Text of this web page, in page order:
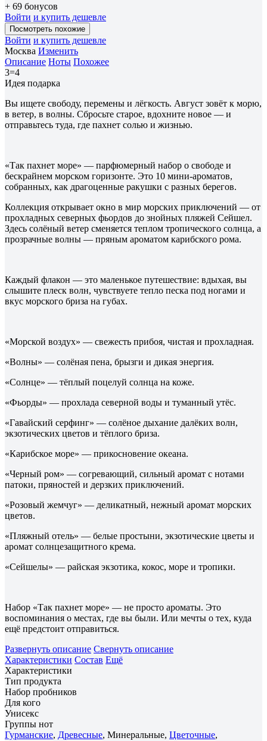
+ 69 бонусов
Войти и купить дешевле
Посмотреть похожие
Войти и купить дешевле
Москва Изменить
Описание Ноты Похожее
3=4
Идея подарка
Вы ищете свободу, перемены и лёгкость. Август зовёт к морю,
в ветер, в волны. Сбросьте старое, вдохните новое — и
отправьтесь туда, где пахнет солью и жизнью.
«Так пахнет море» — парфюмерный набор о свободе и
бескрайнем морском горизонте. Это 10 мини-ароматов,
собранных, как драгоценные ракушки с разных берегов.
Коллекция открывает окно в мир морских приключений — от
прохладных северных фьордов до знойных пляжей Сейшел.
Здесь солёный ветер сменяется теплом тропического солнца, а
прозрачные волны — пряным ароматом карибского рома.
Каждый флакон — это маленькое путешествие: вдыхая, вы
слышите плеск волн, чувствуете тепло песка под ногами и
вкус морского бриза на губах.
«Морской воздух» — свежесть прибоя, чистая и прохладная.
«Волны» — солёная пена, брызги и дикая энергия.
«Солнце» — тёплый поцелуй солнца на коже.
«Фьорды» — прохлада северной воды и туманный утёс.
«Гавайский серфинг» — солёное дыхание далёких волн,
экзотических цветов и тёплого бриза.
«Карибское море» — прикосновение океана.
«Черный ром» — согревающий, сильный аромат с нотами
патоки, пряностей и дерзких приключений.
«Розовый жемчуг» — деликатный, нежный аромат морских
цветов.
«Пляжный отель» — белые простыни, экзотические цветы и
аромат солнцезащитного крема.
«Сейшелы» — райская экзотика, кокос, море и тропики.
Набор «Так пахнет море» — не просто ароматы. Это
воспоминания о местах, где вы были. Или мечты о тех, куда
ещё предстоит отправиться.
Развернуть описание Свернуть описание
Характеристики Состав Ещё
Характеристики
Тип продукта
Набор пробников
Для кого
Унисекс
Группы нот
Гурманские, Древесные, Минеральные, Цветочные,